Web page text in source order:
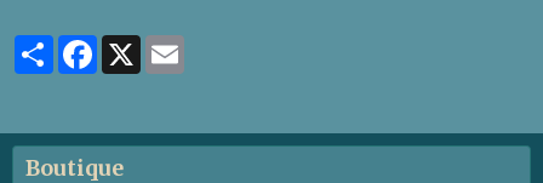
PartagerFacebook
Boutique